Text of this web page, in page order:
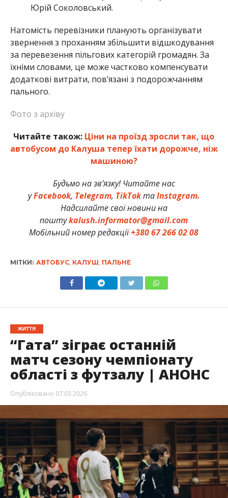
Юрій Соколовський.
Натомість перевізники планують організувати
звернення з проханням збільшити відшкодування
за перевезення пільгових категорій громадян. За
їхніми словами, це може частково компенсувати
додаткові витрати, пов’язані з подорожчанням
пального.
Фото з архіву
Читайте також: Ціни на проїзд зросли так, що
автобусом до Калуша тепер їхати дорожче, ніж
машиною?
Будьмо на зв’язку! Читайте нас
уFacebook, Telegram, TikTokтаInstagram.
Надсилайте свої новини на
поштуkalush.informator@gmail.com
Мобільний номер редакції+380 67 266 02 08
МІТКИ: АВТОБУС, КАЛУШ ПАЛЬНЕ
ЖИТТЯ
“Гата” зіграє останній
матч сезону чемпіонату
області з футзалу | АНОНС
Опубліковано 07.03.2026